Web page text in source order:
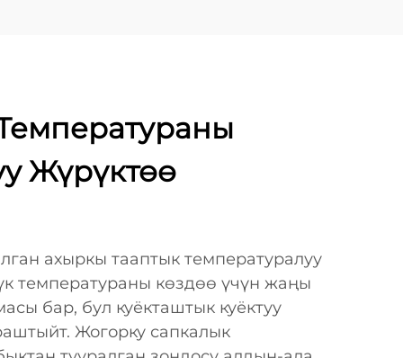
Жүрүктөө
ахыркы тааптык температуралуу
температураны көздөө үчүн жаңы
бар, бул куёкташтык куёктуу
Жогорку сапкалык